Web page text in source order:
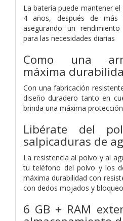
La batería puede mantener
4 años, después de más
asegurando un
para las necesidades diarias
Como una
máxima
Con una fabricación
diseño duradero tanto en
brinda una máxima
Libérate del
salpicaduras de
La resistencia al polvo y al
tu teléfono del polvo y los
máxima durabilidad con
con dedos mojados y
6 GB + RAM